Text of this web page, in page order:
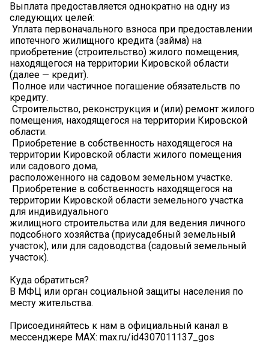
Выплата предоставляется однократно на одну из
следующих целей:
️ Уплата первоначального взноса при предоставлении
ипотечного жилищного кредита (займа) на
приобретение (строительство) жилого помещения,
находящегося на территории Кировской области
(далее — кредит).
️ Полное или частичное погашение обязательств по
кредиту.
️ Строительство, реконструкция и (или) ремонт жилого
помещения, находящегося на территории Кировской
области.
️ Приобретение в собственность находящегося на
территории Кировской области жилого помещения
или садового дома,
расположенного на садовом земельном участке.
️ Приобретение в собственность находящегося на
территории Кировской области земельного участка
для индивидуального
жилищного строительства или для ведения личного
подсобного хозяйства (приусадебный земельный
участок), или для садоводства (садовый земельный
участок).
Куда обратиться?
В МФЦ или орган социальной защиты населения по
месту жительства.
Присоединяйтесь к нам в официальный канал в
мессенджере MAX: max.ru/id4307011137_gos